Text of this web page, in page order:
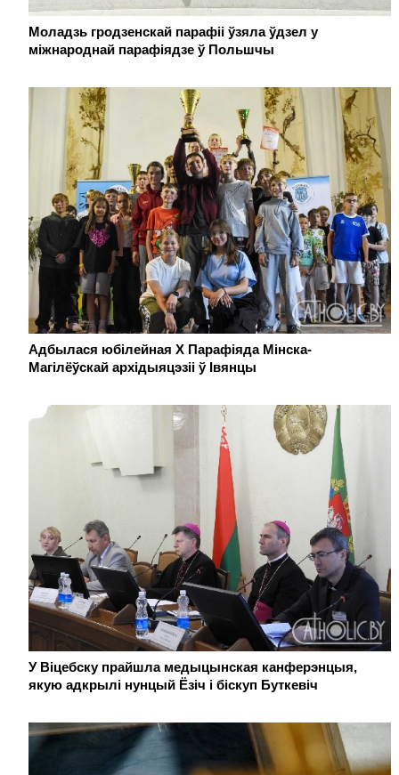
Моладзь гродзенскай парафіі ўзяла ўдзел у
міжнароднай парафіядзе ў Польшчы
Адбылася юбілейная Х Парафіяда Мінска-
Магілёўскай архідыяцэзіі ў Івянцы
У Віцебску прайшла медыцынская канферэнцыя,
якую адкрылі нунцый Ёзіч і біскуп Буткевіч